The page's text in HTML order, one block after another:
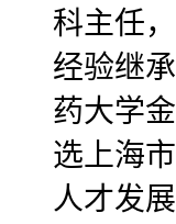
科主任
经验继
药大学
选上海
人才发